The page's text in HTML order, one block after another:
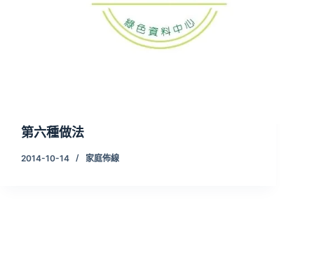
第六種做法
2014-10-14 家庭佈線